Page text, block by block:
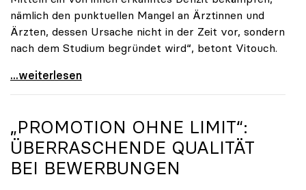
nämlich den punktuellen Mangel an Ärztinnen und
Ärzten, dessen Ursache nicht in der Zeit vor, sondern
nach dem Studium begründet wird“, betont Vitouch.
Vitouch zu Studienplätzen: „Untaugliche Vorschläge
...weiterlesen
„PROMOTION OHNE LIMIT“:
ÜBERRASCHENDE QUALITÄT
BEI BEWERBUNGEN